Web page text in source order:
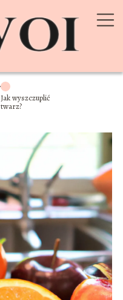
Jak wyszczuplić
twarz?